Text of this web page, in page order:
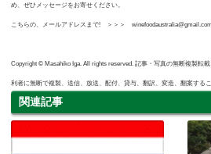
め、ぜひメッセージをお寄せください。
こちらの、メールアドレスまで! ＞＞＞
Copyright © Masahiko Iga. All rights reserved. 記事・写真の無断複製転
利者に無断で複製、送信、放送、配付、貸与、翻訳、変造、翻案する
関連記事